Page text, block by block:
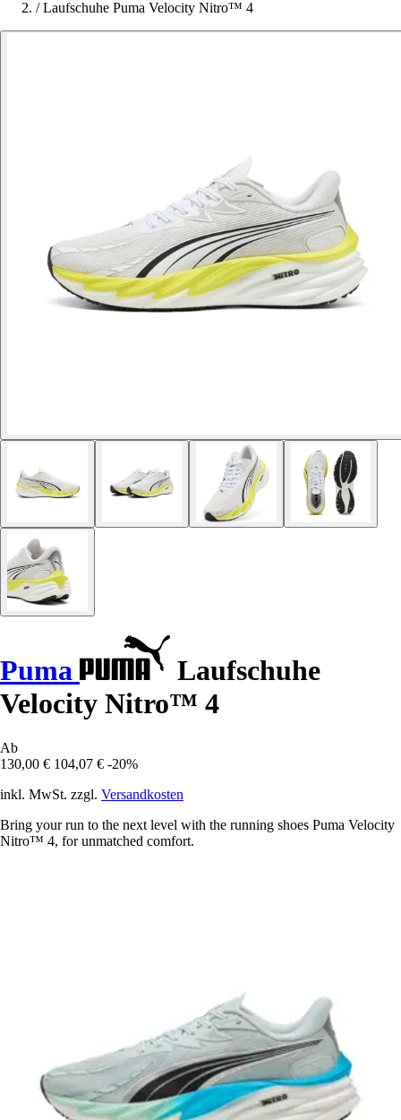
/ Laufschuhe Puma Velocity Nitro™ 4
Puma
Laufschuhe
Velocity Nitro™ 4
Ab
130,00 € 104,07 € -20%
inkl. MwSt. zzgl. Versandkosten
Bring your run to the next level with the running shoes Puma Velocity
Nitro™ 4, for unmatched comfort.